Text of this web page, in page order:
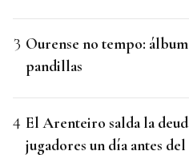
Ourense no tempo:
pandillas
El Arenteiro salda la
jugadores un día antes